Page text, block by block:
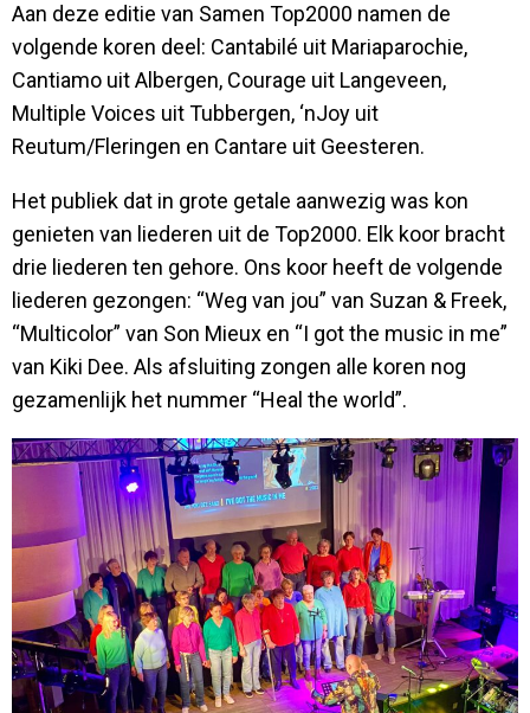
Aan deze editie van Samen Top2000 namen de
volgende koren deel: Cantabilé uit Mariaparochie,
Cantiamo uit Albergen, Courage uit Langeveen,
Multiple Voices uit Tubbergen, ‘nJoy uit
Reutum/Fleringen en Cantare uit Geesteren.
Het publiek dat in grote getale aanwezig was kon
genieten van liederen uit de Top2000. Elk koor bracht
drie liederen ten gehore. Ons koor heeft de volgende
liederen gezongen: “Weg van jou” van Suzan & Freek,
“Multicolor” van Son Mieux en “I got the music in me”
van Kiki Dee. Als afsluiting zongen alle koren nog
gezamenlijk het nummer “Heal the world”.